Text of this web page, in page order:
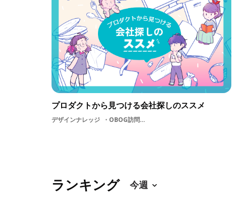
プロダクトから見つける会社探しのススメ
デザインナレッジ OBOG訪問インプット憧れ面接選考説明会会社探しデザイン就活制作職種
ランキング